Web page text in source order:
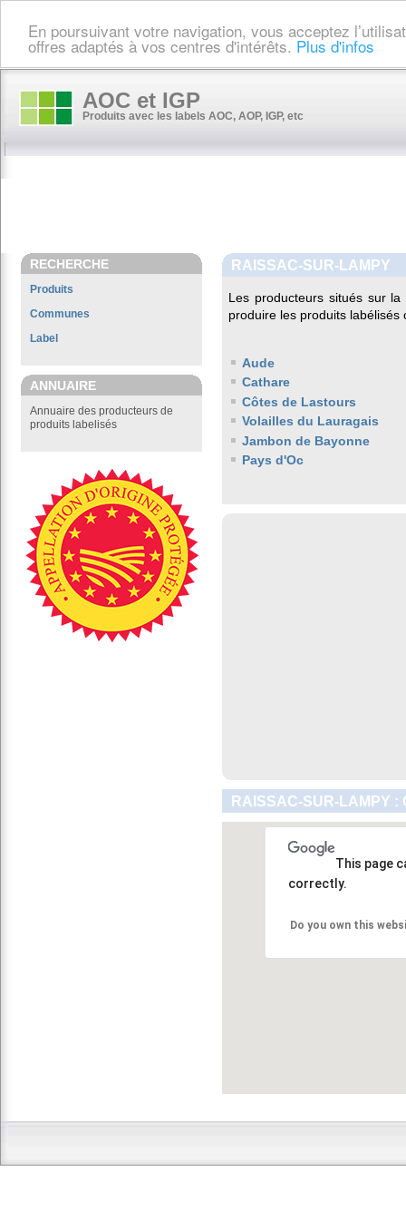
En poursuivant votre navigation, vous acceptez
offres adaptés à vos centres d'intérêts. Plus d'infos
AOC et IGP
Produits avec les labels AOC, AOP, IGP, etc
RECHERCHE
Produits
Communes
Label
ANNUAIRE
Annuaire des producteurs de
produits labelisés
RAISSAC-SUR-LAMPY
Les producteurs situés sur
produire les produits labélisés
Aude
Cathare
Côtes de Lastours
Volailles du Lauragais
Jambon de Bayonne
Pays d'Oc
RAISSAC-SUR-LAMPY :
This page
correctly.
Do you own this